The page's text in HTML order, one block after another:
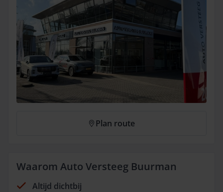
Plan route
Waarom Auto Versteeg Buurman
Altijd dichtbij